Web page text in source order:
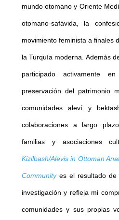
mundo otomano y Oriente
otomano-safávida, la
movimiento feminista a finales
la Turquía moderna. Además
participado activamente
preservación del patrimonio
comunidades aleví y
colaboraciones a largo
familias y asociaciones
Kizilbash/Alevis in Ottoman
Communityes el resultado de
investigación y refleja mi
comunidades y sus propias